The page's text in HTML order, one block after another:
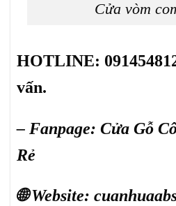
Cửa vòm
HOTLINE:
vấn.
– Fanpage: Cửa Gỗ
Rẻ
🌐 Website: